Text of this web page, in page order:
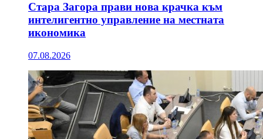
Стара Загора прави нова крачка към
интелигентно управление на местната
икономика
07.08.2026